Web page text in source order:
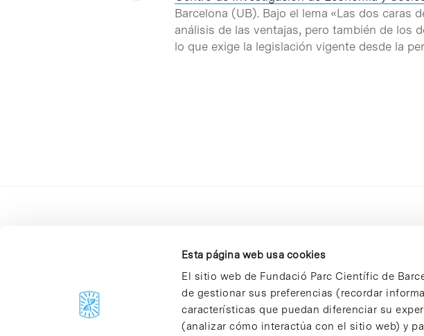
Esta página web usa cookies
El sitio web de Fundació Parc Científic de
de gestionar sus preferencias (recordar
características que puedan diferenciar su
(analizar cómo interactúa con el sitio web) y
Barcelona (UB). Bajo el lema «Las dos caras
análisis de las ventajas, pero también de los
lo que exige la legislación vigente desde la
C/Baldiri Reixac, 4-12 i 15
08028 Barcelona